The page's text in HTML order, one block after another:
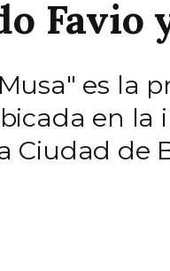
Favio
es la
en la
Ciudad de